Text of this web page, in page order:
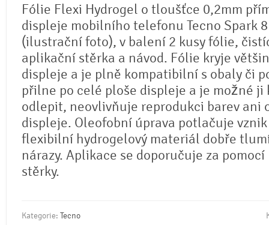
Fólie Flexi Hydrogel o tloušťce 0,2mm
displeje mobilního telefonu Tecno Spark
(ilustrační foto), v balení 2 kusy fólie,
aplikační stěrka a návod. Fólie kryje
displeje a je plně kompatibilní s obaly či
přilne po celé ploše displeje a je možné ji
odlepit, neovlivňuje reprodukci barev ani
displeje. Oleofobní úprava potlačuje
flexibilní hydrogelový materiál dobře
nárazy. Aplikace se doporučuje za
stěrky.
Kategorie: Tecno